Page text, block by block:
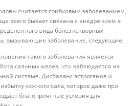
считается грибковым заболеванием,
всего бывает связана с внедрением в
вида болезнетворных
вызывающие заболевание, следующие:
такого заболевания является
сальных желез, что наблюдается на
системе. Дисбаланс эстрогенов и
кожного сала, которое даже при
благоприятные условия для